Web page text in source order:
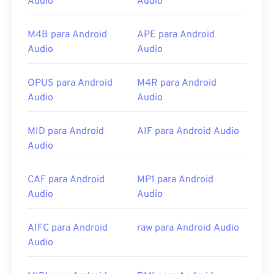
M4B para Android
Audio
APE para Android
Audio
OPUS para Android
Audio
M4R para Android
Audio
MID para Android
Audio
AIF para Android Audio
CAF para Android
Audio
MP1 para Android
Audio
AIFC para Android
Audio
raw para Android Audio